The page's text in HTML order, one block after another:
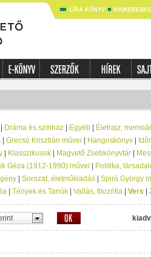
LÍRA KÖNYV
Dráma és színház Egyéb
Életrajz, memoár
Grecsó Krisztián művei Hangoskönyv
Klasszikusok Magvető Zsebkönyvtár
Géza (1912-1990) művei
Politika,
Sorozat, életműkiadás
Spiró György
Tények és Tanúk Vallás, filozófia Vers